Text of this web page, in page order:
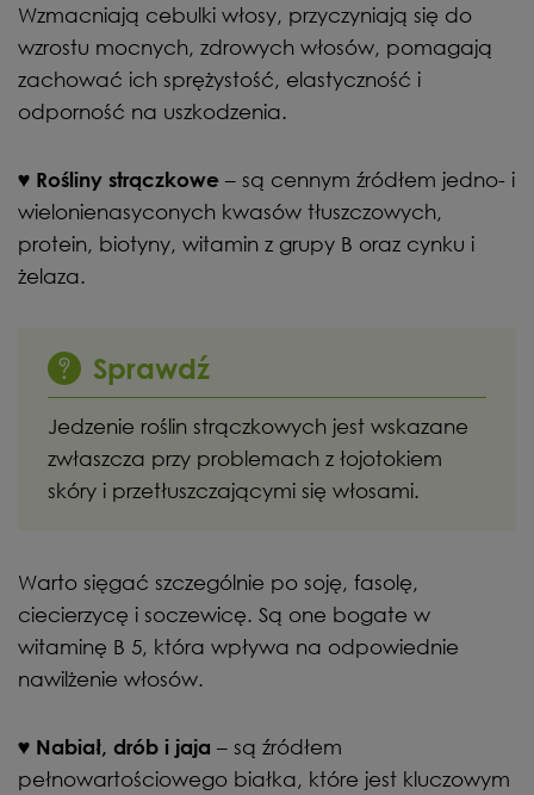
Wzmacniają cebulki włosy, przyczyniają się do
wzrostu mocnych, zdrowych włosów, pomagają
zachować ich sprężystość, elastyczność i
odporność na uszkodzenia.
♥ Rośliny strączkowe – są cennym źródłem jedno- i
wielonienasyconych kwasów tłuszczowych,
protein, biotyny, witamin z grupy B oraz cynku i
żelaza.
Sprawdź
Jedzenie roślin strączkowych jest wskazane
zwłaszcza przy problemach z łojotokiem
skóry i przetłuszczającymi się włosami.
Warto sięgać szczególnie po soję, fasolę,
ciecierzycę i soczewicę. Są one bogate w
witaminę B 5, która wpływa na odpowiednie
nawilżenie włosów.
♥ Nabiał, drób i jaja – są źródłem
pełnowartościowego białka, które jest kluczowym